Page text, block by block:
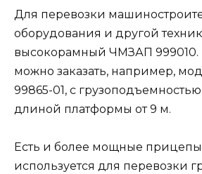
Для перевозки
оборудования и другой
высокорамный ЧМЗАП 999010.
можно заказать, например,
99865-01, с грузоподъемностью
длиной платформы от 9 м.
Есть и более мощные
используется для перевозки